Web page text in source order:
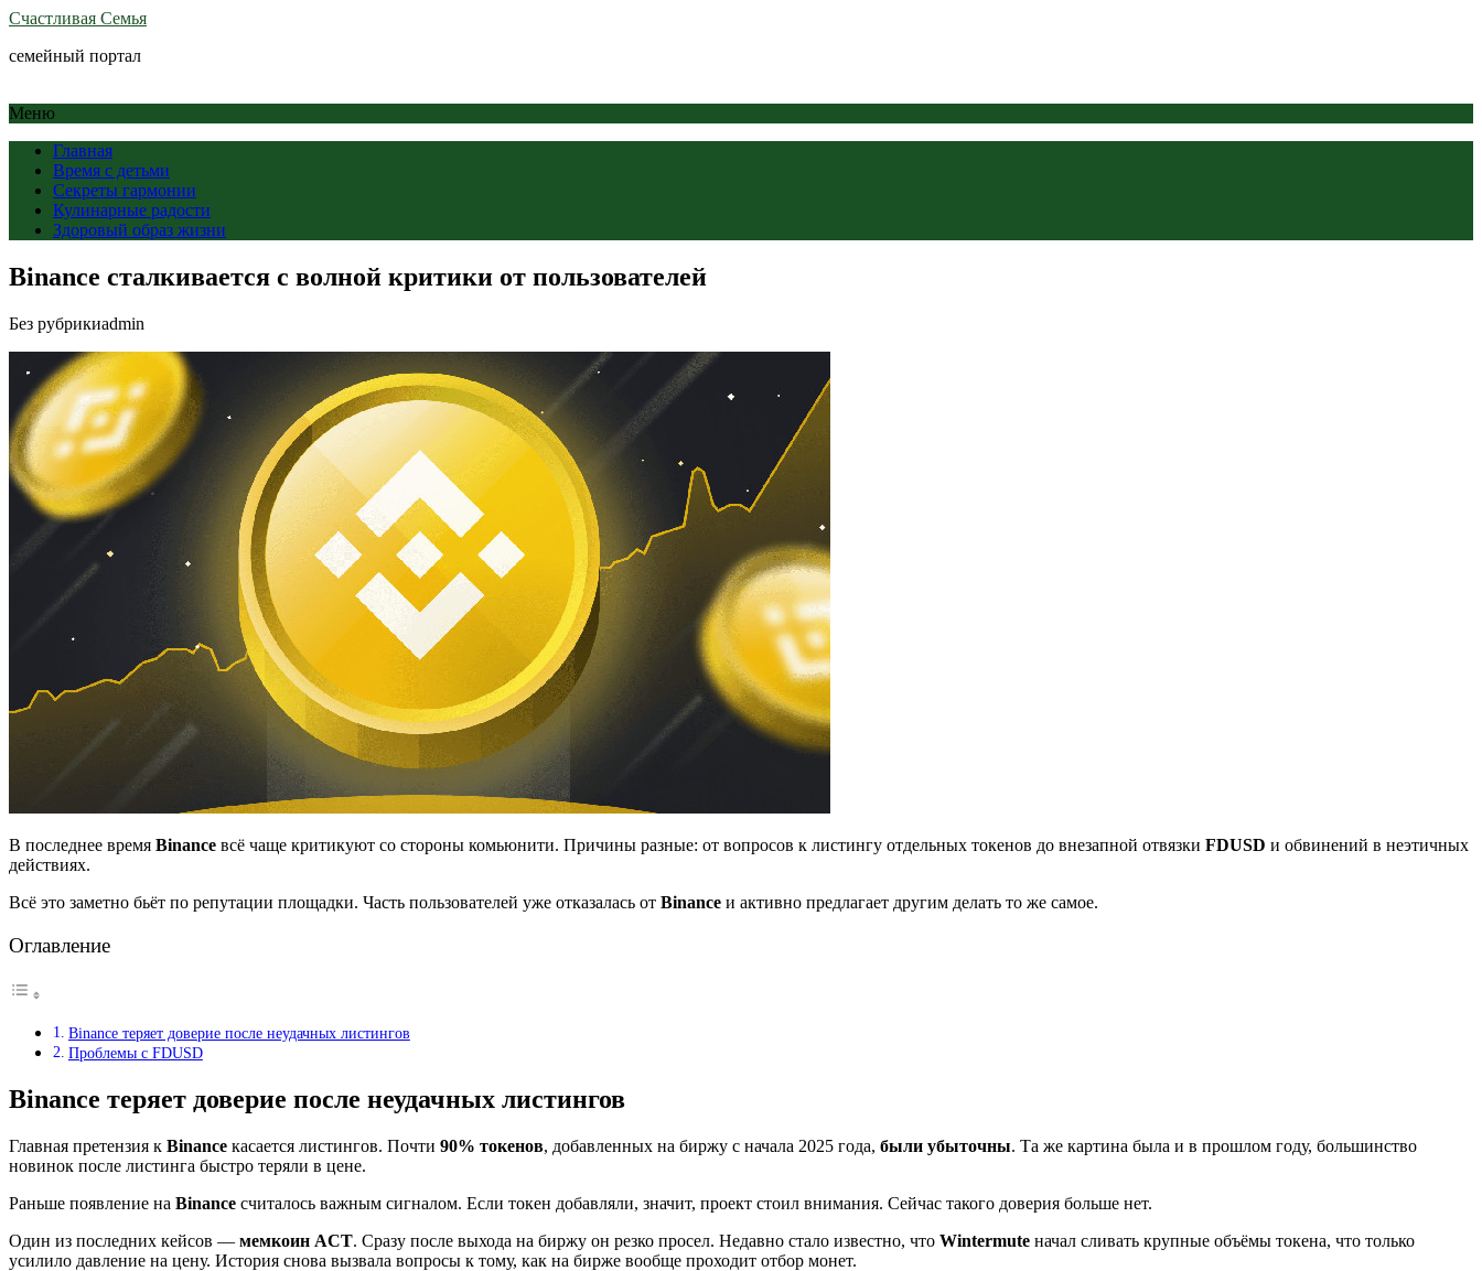
Счастливая Семья
семейный портал
Меню
Главная
Время с детьми
Секреты гармонии
Кулинарные радости
Здоровый образ жизни
Binance сталкивается с волной критики от пользователей
Без рубрикиadmin
В последнее время Binance всё чаще критикуют со стороны комьюнити. Причины разные: от вопросов к листингу отдельных токенов до внезапной отвязки FDUSD и обвинений в неэтичных
действиях.
Всё это заметно бьёт по репутации площадки. Часть пользователей уже отказалась от Binance и активно предлагает другим делать то же самое.
Оглавление
Binance теряет доверие после неудачных листингов
Проблемы с FDUSD
Binance теряет доверие после неудачных листингов
Главная претензия к Binance касается листингов. Почти 90% токенов, добавленных на биржу с начала 2025 года, были убыточны. Та же картина была и в прошлом году, большинство
новинок после листинга быстро теряли в цене.
Раньше появление на Binance считалось важным сигналом. Если токен добавляли, значит, проект стоил внимания. Сейчас такого доверия больше нет.
Один из последних кейсов — мемкоин ACT. Сразу после выхода на биржу он резко просел. Недавно стало известно, что Wintermute начал сливать крупные объёмы токена, что только
усилило давление на цену. История снова вызвала вопросы к тому, как на бирже вообще проходит отбор монет.